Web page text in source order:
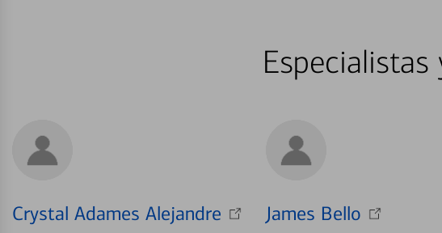
Crystal Adames Alejandre James Bello